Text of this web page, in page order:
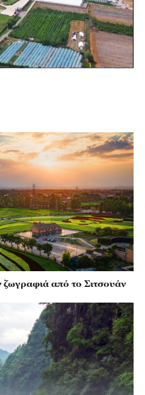
από το Σιτσουάν